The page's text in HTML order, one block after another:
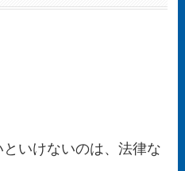
いけないのは、法律な